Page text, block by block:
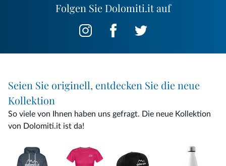
Folgen Sie Dolomiti.it auf
Seien Sie originell, entdecken Sie die neue
Kollektion
So viele von Ihnen haben uns gefragt. Die neue Kollektion
von Dolomiti.it ist da!